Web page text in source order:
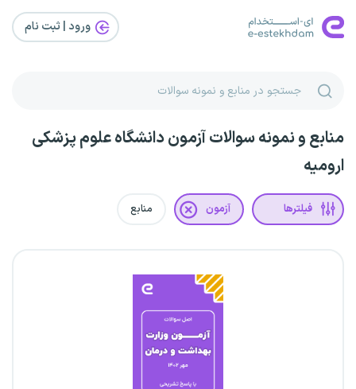
ورود | ثبت‌ نام
منابع و نمونه سوالات آزمون دانشگاه علوم پزشکی
ارومیه
فیلترها آزمون منابع